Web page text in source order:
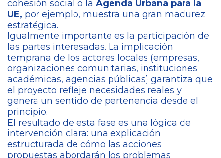
cohesión social o la Agenda Urbana para la
UE, por ejemplo, muestra una gran madurez
estratégica.
Igualmente importante es la participación de
las partes interesadas. La implicación
temprana de los actores locales (empresas,
organizaciones comunitarias, instituciones
académicas, agencias públicas) garantiza que
el proyecto refleje necesidades reales y
genera un sentido de pertenencia desde el
principio.
El resultado de esta fase es una lógica de
intervención clara: una explicación
estructurada de cómo las acciones
propuestas abordarán los problemas